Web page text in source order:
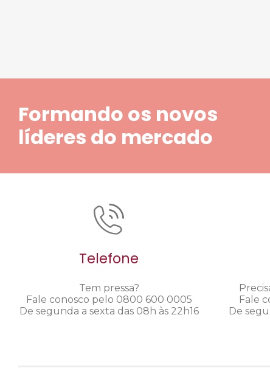
Formando os novos
líderes do mercado
Telefone
Tem pressa?
Fale conosco pelo 0800 600 0005
De segunda a sexta das 08h às 22h16
Fale
De